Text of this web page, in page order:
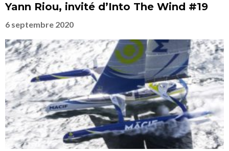
Yann Riou, invité d’Into The Wind #19
6 septembre 2020